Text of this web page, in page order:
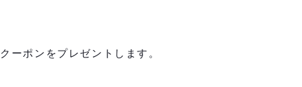
ーポンをプレゼントします。